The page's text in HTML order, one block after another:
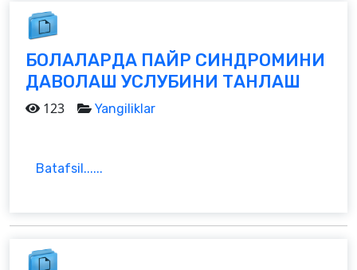
БОЛАЛАРДА ПАЙР СИНДРОМИНИ
ДАВОЛАШ УСЛУБИНИ ТАНЛАШ
123 Yangiliklar
Batafsil......